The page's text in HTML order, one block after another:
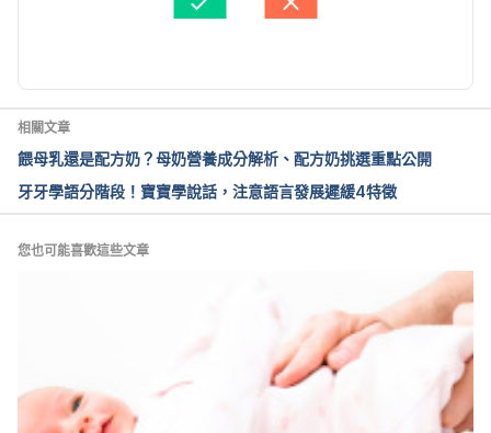
張凱安 Kyle Chang
相關文章
餵母乳還是配方奶？母奶營養成分解析、配方奶挑選重點公開
牙牙學語分階段！寶寶學說話，注意語言發展遲緩4特徵
您也可能喜歡這些文章